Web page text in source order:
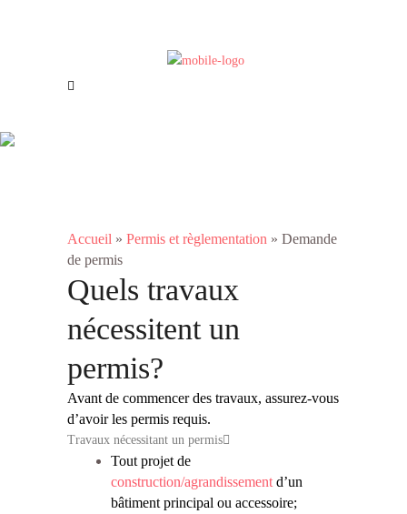
Offres d’emploi
Accueil » Permis et règlementation » Demande
de permis
Quels travaux
nécessitent un
permis?
Avant de commencer des travaux, assurez-vous
d’avoir les permis requis.
Travaux nécessitant un permis
Tout projet de
construction/agrandissement d’un
bâtiment principal ou accessoire;